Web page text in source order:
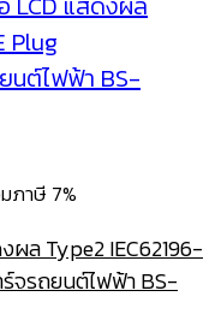
฿.
ภาษี 7%
ผล Type2 IEC62196-
ร์จรถยนต์ไฟฟ้า BS-